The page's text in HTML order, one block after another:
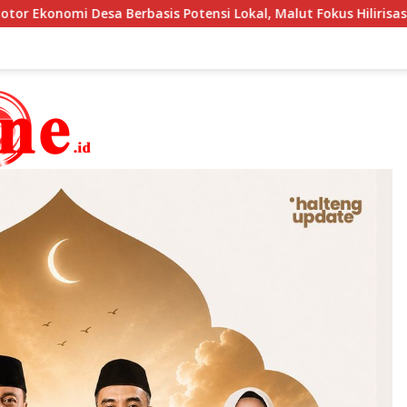
Malut Fokus Hilirisasi Perikanan dan Perkebunan